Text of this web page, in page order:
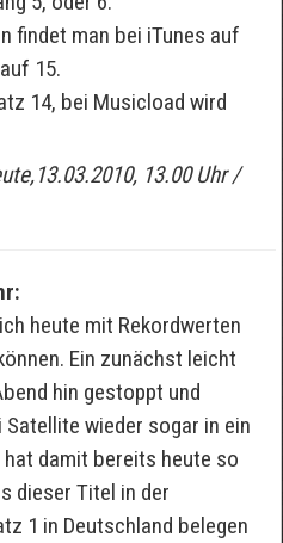
findet man bei iTunes auf
15.
14, bei Musicload wird
13.00 Uhr /
heute mit Rekordwerten
Ein zunächst leicht
hin gestoppt und
wieder sogar in ein
damit bereits heute so
dieser Titel in der
1 in Deutschland belegen